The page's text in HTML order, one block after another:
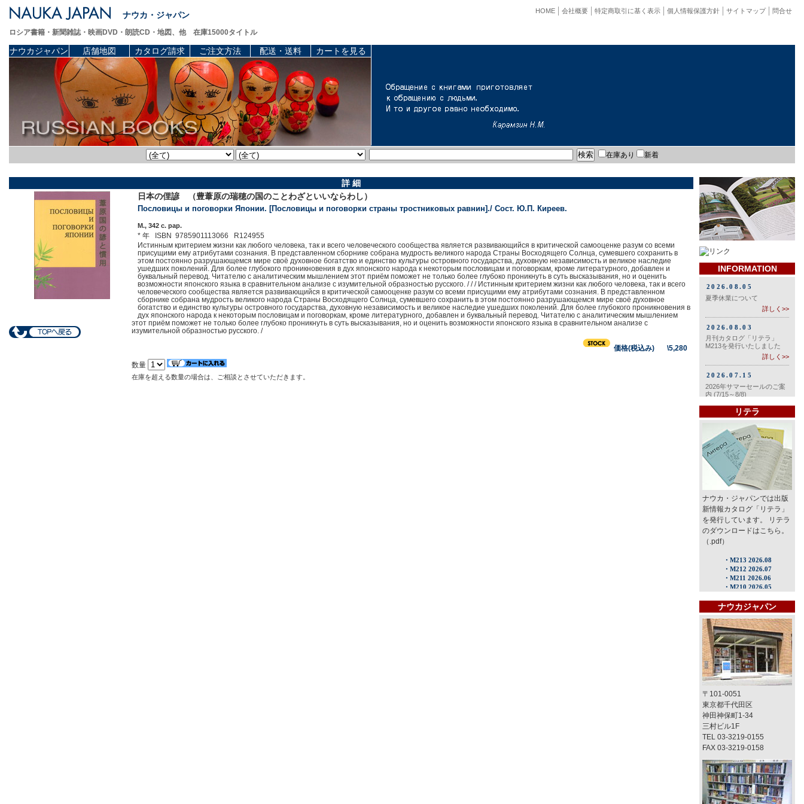
ナウカ・ジャパン 問合せ
サイトマップ
個人情報保護方針
特定商取引に基く表示
会社概要
HOME
ロシア書籍・新聞雑誌・映画DVD・朗読CD・地図、他 在庫15000タイトル
ナウカジャパン 店舗地図 カタログ請求 ご注文方法 配送・送料 カートを見る
在庫あり 新着
詳 細
日本の俚諺 （豊葦原の瑞穂の国のことわざといいならわし）
Пословицы и поговорки Японии. [Пословицы и поговорки страны тростниковых равнин]./ Сост. Ю.П. Киреев.
М., 342 c. pap.
* 年 ISBN 9785901113066 R124955
Истинным критерием жизни как любого человека, так и всего человеческого сообщества является развивающийся в критической самооценке разум со всеми
присущими ему атрибутами сознания. В представленном сборнике собрана мудрость великого народа Страны Восходящего Солнца, сумевшего сохранить в
этом постоянно разрушающемся мире своё духовное богатство и единство культуры островного государства, духовную независимость и великое наследие
ушедших поколений. Для более глубокого проникновения в дух японского народа к некоторым пословицам и поговоркам, кроме литературного, добавлен и
буквальный перевод. Читателю с аналитическим мышлением этот приём поможет не только более глубоко проникнуть в суть высказывания, но и оценить
возможности японского языка в сравнительном анализе с изумительной образностью русского. / / / Истинным критерием жизни как любого человека, так и всего
человеческого сообщества является развивающийся в критической самооценке разум со всеми присущими ему атрибутами сознания. В представленном
сборнике собрана мудрость великого народа Страны Восходящего Солнца, сумевшего сохранить в этом постоянно разрушающемся мире своё духовное
богатство и единство культуры островного государства, духовную независимость и великое наследие ушедших поколений. Для более глубокого проникновения в
дух японского народа к некоторым пословицам и поговоркам, кроме литературного, добавлен и буквальный перевод. Читателю с аналитическим мышлением
этот приём поможет не только более глубоко проникнуть в суть высказывания, но и оценить возможности японского языка в сравнительном анализе с
изумительной образностью русского. /
価格(税込み) \5,280
数量
在庫を超える数量の場合は、ご相談とさせていただきます。
INFORMATION
リテラ
ナウカ・ジャパンでは出版
新情報カタログ「リテラ」
を発行しています。 リテラ
のダウンロードはこちら。
（.pdf）
ナウカジャパン
〒101-0051
東京都千代田区
神田神保町1-34
三村ビル1F
TEL 03-3219-0155
FAX 03-3219-0158